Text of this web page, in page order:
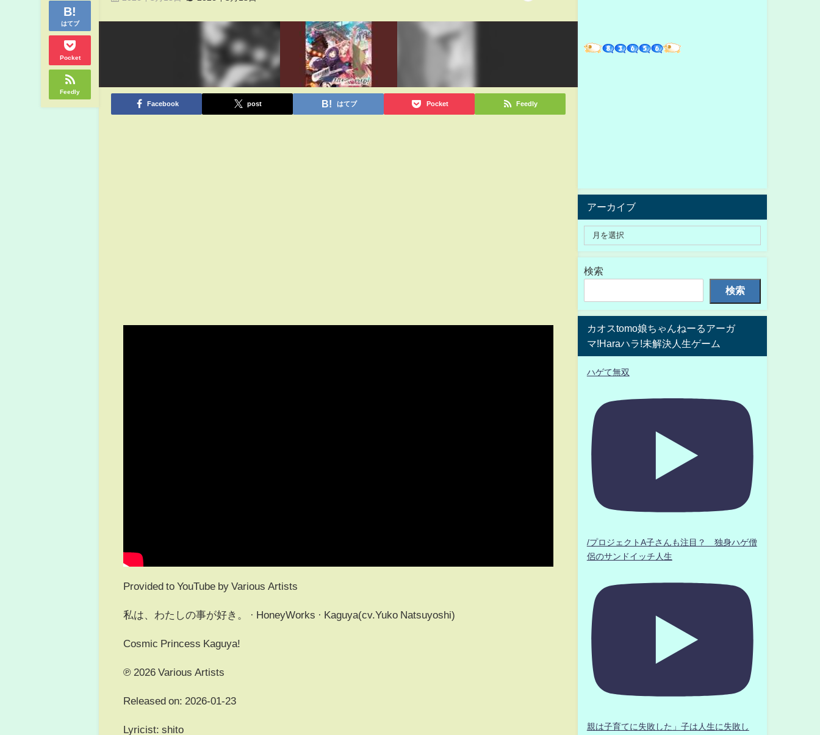
はてブ
Pocket
Feedly
Facebook post はてブ Pocket Feedly
Provided to YouTube by Various Artists
私は、わたしの事が好き。 · HoneyWorks · Kaguya(cv.Yuko Natsuyoshi)
Cosmic Princess Kaguya!
℗ 2026 Various Artists
Released on: 2026-01-23
Lyricist: shito
アーカイブ
検索
検索
カオスtomo娘ちゃんねーるアーガ
マ!Haraハラ!未解決人生ゲーム
ハゲて無双
/プロジェクトA子さんも注目？ 独身ハゲ僧
侶のサンドイッチ人生
親は子育てに失敗した」子は人生に失敗し